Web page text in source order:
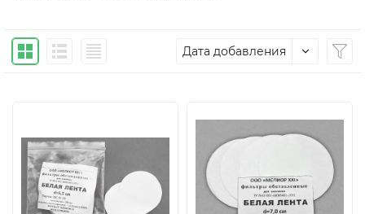
Дата добавления